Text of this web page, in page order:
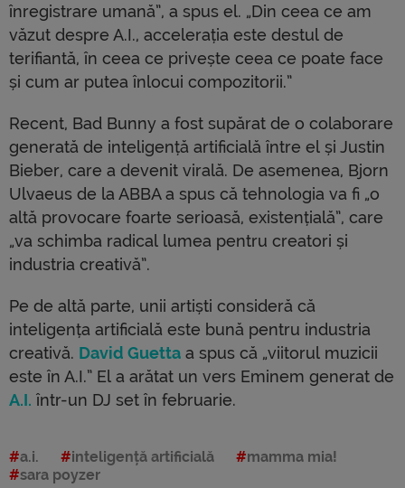
înregistrare umană”, a spus el. „Din ceea ce am
văzut despre A.I., accelerația este destul de
terifiantă, în ceea ce privește ceea ce poate face
și cum ar putea înlocui compozitorii.”
Recent, Bad Bunny a fost supărat de o colaborare
generată de inteligență artificială între el și Justin
Bieber, care a devenit virală. De asemenea, Bjorn
Ulvaeus de la ABBA a spus că tehnologia va fi „o
altă provocare foarte serioasă, existențială”, care
„va schimba radical lumea pentru creatori și
industria creativă”.
Pe de altă parte, unii artiști consideră că
inteligența artificială este bună pentru industria
creativă. David Guetta a spus că „viitorul muzicii
este în A.I.” El a arătat un vers Eminem generat de
A.I. într-un DJ set în februarie.
a.i. inteligență artificială
mamma mia!
sara poyzer